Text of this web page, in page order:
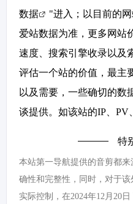
数据
"进入；以目前的
爱站数据为准，更多网站
速度、搜索引擎收录以及
评估一个站的价值，最主
以及需要，一些确切的数
谈提供。如该站的IP、PV
特
本站第一导航提供的音剪都
确性和完整性，同时，对于
实际控制，在2024年12月20